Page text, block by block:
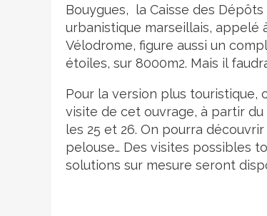
Bouygues, la Caisse des
urbanistique marseillais, appelé
Vélodrome, figure aussi un
étoiles, sur 8000m2. Mais il
Pour la version plus touristique,
visite de cet ouvrage, à partir
les 25 et 26. On pourra
pelouse… Des visites possibles
solutions sur mesure seront